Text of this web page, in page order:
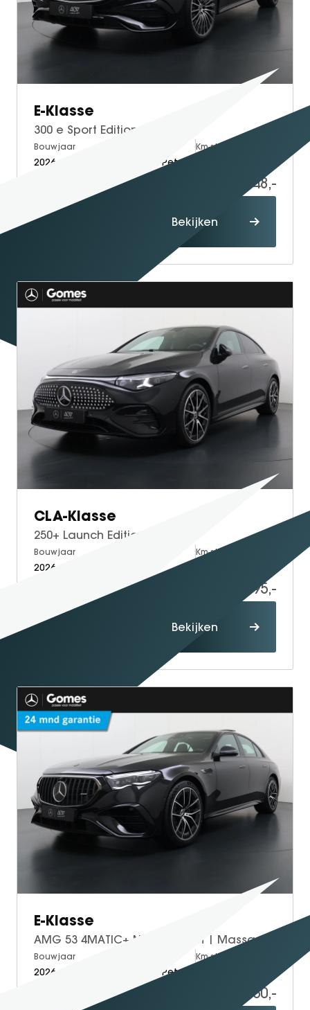
GT Coupé
smart #5
VOYAH
Dongfeng
Box
BYD
SEAL U DM-I
BYD SEAL 6 DM-I
SEAL 6 DM-I TOURING
SEALION 7
DOLPHIN SURF
BYD DOLPHIN
E-Klasse
300 e Sport Edition
Bouwjaar
2026 Electric + Petrol
Km-stand
77.548,-
Bekijken
CLA-Klasse
250+ Launch Edition 85 kWh
Bouwjaar
2026
Km-stand
59.895,-
Bekijken
E-Klasse
Bouwjaar
2026 Electric + Petrol
Km-stand
134.950,-